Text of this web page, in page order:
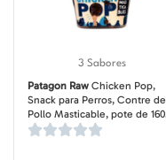
3 Sabores
Patagon Raw Chicken Pop,
Snack para Perros, Contre de
Pollo Masticable, pote de 160
gr